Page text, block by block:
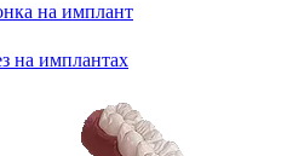
на имплант
на имплантах